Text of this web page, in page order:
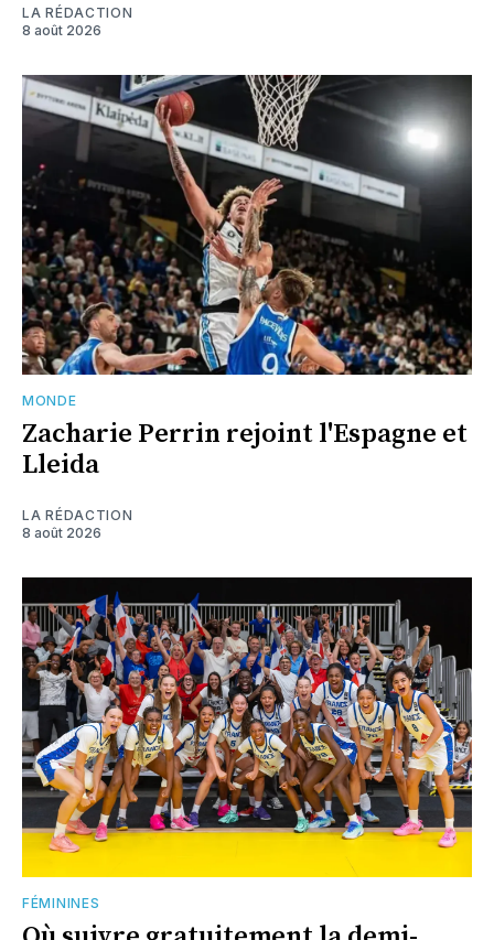
LA RÉDACTION
8 août 2026
MONDE
Zacharie Perrin rejoint l'Espagne et
Lleida
LA RÉDACTION
8 août 2026
FÉMININES